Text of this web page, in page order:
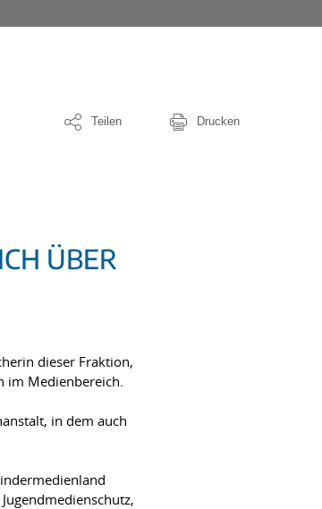
Teilen Drucken
ÜBER
dieser Fraktion,
im Medienbereich.
in dem auch